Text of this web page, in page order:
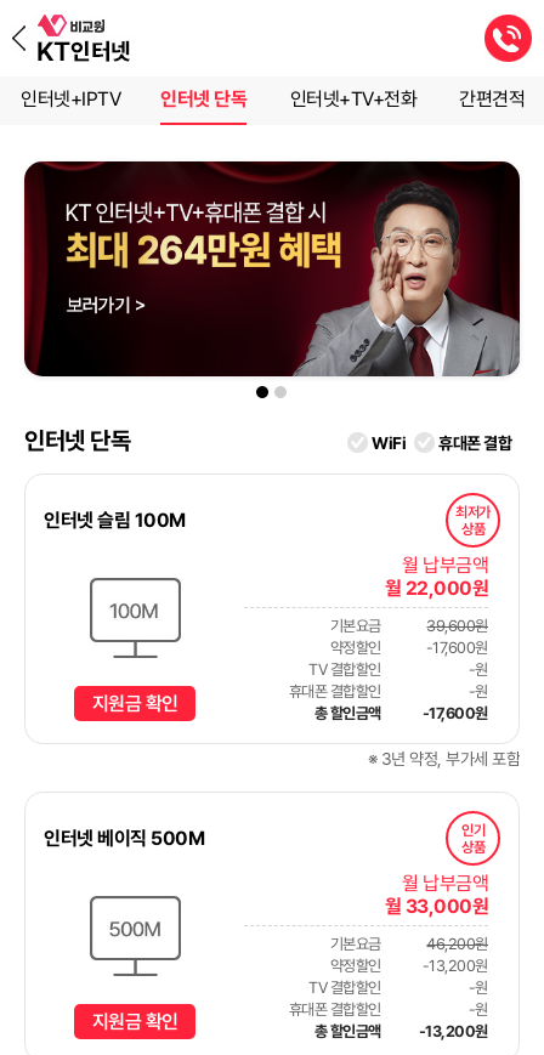
인터넷+IPTV 인터넷 단독 인터넷+TV+전화 간편견적
인터넷 단독 WiFi 휴대폰 결합
인터넷 슬림 100M
최저가
상품
지원금 확인
월 납부금액
월 22,000원
기본요금
약정할인
TV 결합할인
휴대폰 결합할인
총 할인금액
39,600원
-17,600원
-원
-원
-17,600원
※ 3년 약정, 부가세 포함
인터넷 베이직 500M
인기
상품
지원금 확인
월 납부금액
월 33,000원
기본요금
약정할인
TV 결합할인
휴대폰 결합할인
총 할인금액
46,200원
-13,200원
-원
-원
-13,200원